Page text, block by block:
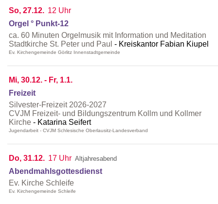
So, 27.12. 12 Uhr
Orgel ° Punkt-12
ca. 60 Minuten Orgelmusik mit Information und Meditation
Stadtkirche St. Peter und Paul
Kreiskantor Fabian Kiupel
Ev. Kirchengemeinde Görlitz Innenstadtgemeinde
Mi, 30.12. - Fr, 1.1.
Freizeit
Silvester-Freizeit 2026-2027
CVJM Freizeit- und Bildungszentrum Kollm und Kollmer
Kirche
Katarina Seifert
Jugendarbeit - CVJM Schlesische Oberlausitz-Landesverband
Do, 31.12. 17 Uhr Altjahresabend
Abendmahlsgottesdienst
Ev. Kirche Schleife
Ev. Kirchengemeinde Schleife